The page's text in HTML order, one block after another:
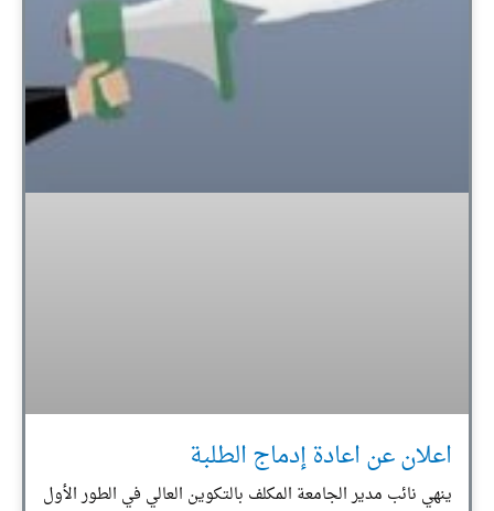
اعلان عن اعادة إدماج الطلبة
ينهي نائب مدير الجامعة المكلف بالتكوين العالي في الطور الأول